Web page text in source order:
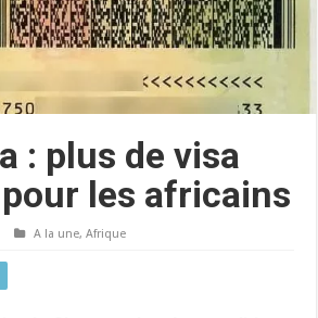
: plus de visa
pour les africains
A la une,Afrique